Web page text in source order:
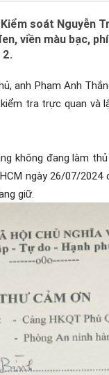
soát Nguyễn
viền màu bạc,
anh Phạm Anh
tra trực quan và
không đang làm
ngày 26/07/
giữ.